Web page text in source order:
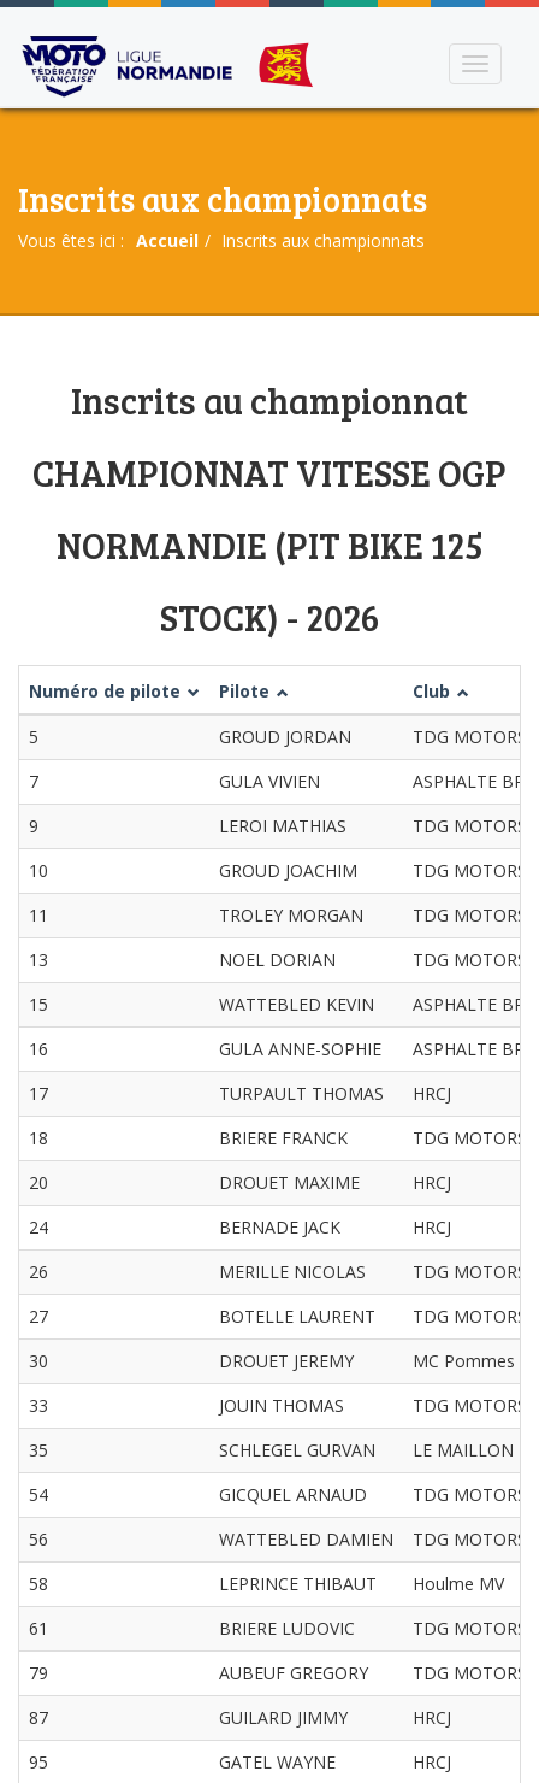
Toggle
Inscrits aux championnats
Vous êtes ici : Accueil Inscrits aux championnats
Inscrits au championnat
CHAMPIONNAT VITESSE OGP
NORMANDIE (PIT BIKE 125
STOCK) - 2026
Numéro de pilote Pilote
Club
5
GROUD JORDAN
TDG MOTORS
7
GULA VIVIEN
ASPHALTE
9
LEROI MATHIAS
TDG MOTORS
10
GROUD JOACHIM
TDG MOTORS
11
TROLEY MORGAN
TDG MOTORS
13
NOEL DORIAN
TDG MOTORS
15
WATTEBLED KEVIN
ASPHALTE
16
GULA ANNE-SOPHIE
ASPHALTE
17
TURPAULT THOMAS
HRCJ
18
BRIERE FRANCK
TDG MOTORS
20
DROUET MAXIME
HRCJ
24
BERNADE JACK
HRCJ
26
MERILLE NICOLAS
TDG MOTORS
27
BOTELLE LAURENT
TDG MOTORS
30
DROUET JEREMY
MC Pommes
33
JOUIN THOMAS
TDG MOTORS
35
SCHLEGEL GURVAN
LE MAILLON
54
GICQUEL ARNAUD
TDG MOTORS
56
WATTEBLED DAMIEN
TDG MOTORS
58
LEPRINCE THIBAUT
Houlme MV
61
BRIERE LUDOVIC
TDG MOTORS
79
AUBEUF GREGORY
TDG MOTORS
87
GUILARD JIMMY
HRCJ
95
GATEL WAYNE
HRCJ